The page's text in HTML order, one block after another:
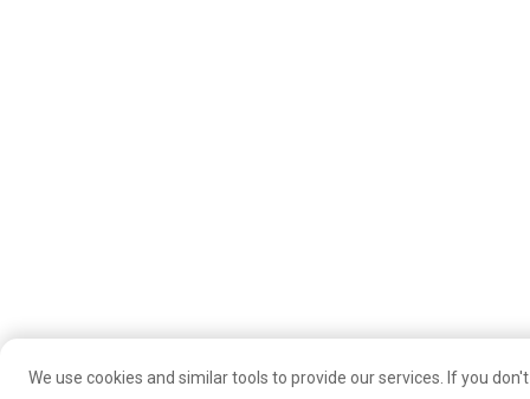
We use cookies and similar tools to provide our services. If you